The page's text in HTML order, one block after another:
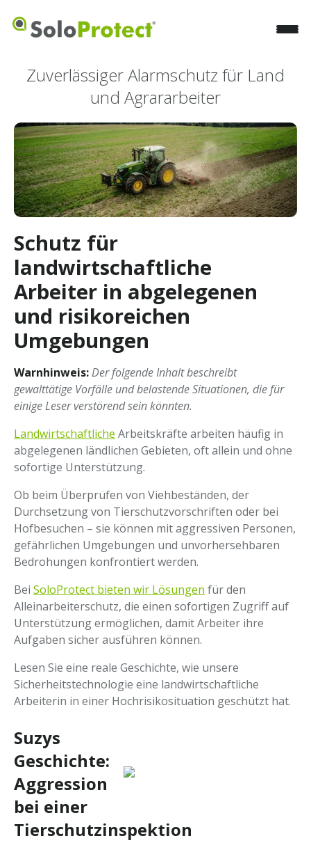
Zuverlässiger Alarmschutz für Land
und Agrararbeiter
Schutz für
landwirtschaftliche
Arbeiter in abgelegenen
und risikoreichen
Umgebungen
Warnhinweis:Der folgende Inhalt beschreibt
gewalttätige Vorfälle und belastende Situationen, die für
einige Leser verstörend sein könnten.
Landwirtschaftliche Arbeitskräfte arbeiten häufig in
abgelegenen ländlichen Gebieten, oft allein und ohne
sofortige Unterstützung.
Ob beim Überprüfen von Viehbeständen, der
Durchsetzung von Tierschutzvorschriften oder bei
Hofbesuchen – sie können mit aggressiven Personen,
gefährlichen Umgebungen und unvorhersehbaren
Bedrohungen konfrontiert werden.
Bei SoloProtect bieten wir Lösungen für den
Alleinarbeiterschutz, die einen sofortigen Zugriff auf
Unterstützung ermöglichen, damit Arbeiter ihre
Aufgaben sicher ausführen können.
Lesen Sie eine reale Geschichte, wie unsere
Sicherheitstechnologie eine landwirtschaftliche
Arbeiterin in einer Hochrisikosituation geschützt hat.
Suzys
Geschichte:
Aggression
bei einer
Tierschutzinspektion